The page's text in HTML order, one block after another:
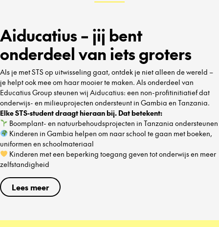
Aiducatius – jij bent
onderdeel van iets groters
Als je met STS op uitwisseling gaat, ontdek je niet alleen de wereld –
je helpt ook mee om haar mooier te maken. Als onderdeel van
Educatius Group steunen wij Aiducatius: een non-profitinitiatief dat
onderwijs- en milieuprojecten ondersteunt in Gambia en Tanzania.
Elke STS-student draagt hieraan bij. Dat betekent:
Boomplant- en natuurbehoudsprojecten in Tanzania ondersteunen
Kinderen in Gambia helpen om naar school te gaan met boeken,
uniformen en schoolmateriaal
Kinderen met een beperking toegang geven tot onderwijs en meer
zelfstandigheid
Lees meer